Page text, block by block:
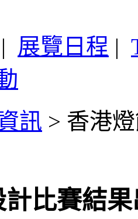
| 展覽日程 |
訊 > 香港
比賽結